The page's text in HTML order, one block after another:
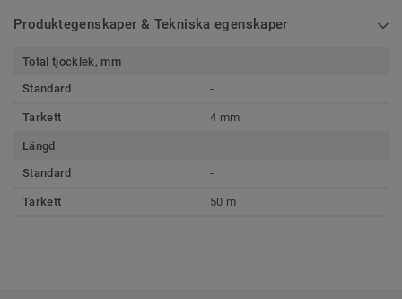
Produktegenskaper & Tekniska egenskaper
Total tjocklek, mm
Standard
-
Tarkett 4 mm
Längd
Standard
-
Tarkett 50 m